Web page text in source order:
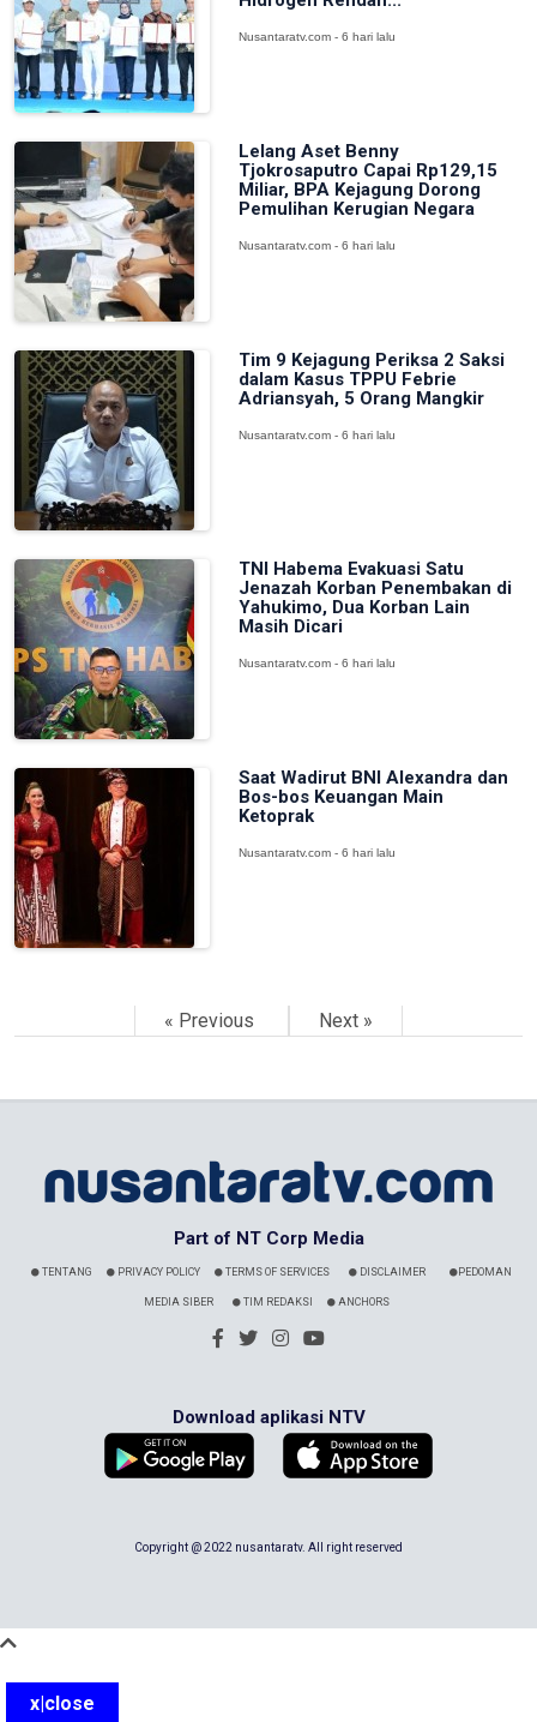
Nusantaratv.com - 6 hari lalu
Lelang Aset Benny
Tjokrosaputro Capai Rp129,15
Miliar, BPA Kejagung Dorong
Pemulihan Kerugian Negara
Nusantaratv.com - 6 hari lalu
Tim 9 Kejagung Periksa 2 Saksi
dalam Kasus TPPU Febrie
Adriansyah, 5 Orang Mangkir
Nusantaratv.com - 6 hari lalu
TNI Habema Evakuasi Satu
Jenazah Korban Penembakan di
Yahukimo, Dua Korban Lain
Masih Dicari
Nusantaratv.com - 6 hari lalu
Saat Wadirut BNI Alexandra dan
Bos-bos Keuangan Main
Ketoprak
Nusantaratv.com - 6 hari lalu
« Previous Next »
Part of NT Corp Media
TENTANG PRIVACY POLICY TERMS OF SERVICES DISCLAIMER PEDOMAN
MEDIA SIBER TIM REDAKSI ANCHORS
Download aplikasi NTV
Copyright @ 2022 nusantaratv. All right reserved
x|close